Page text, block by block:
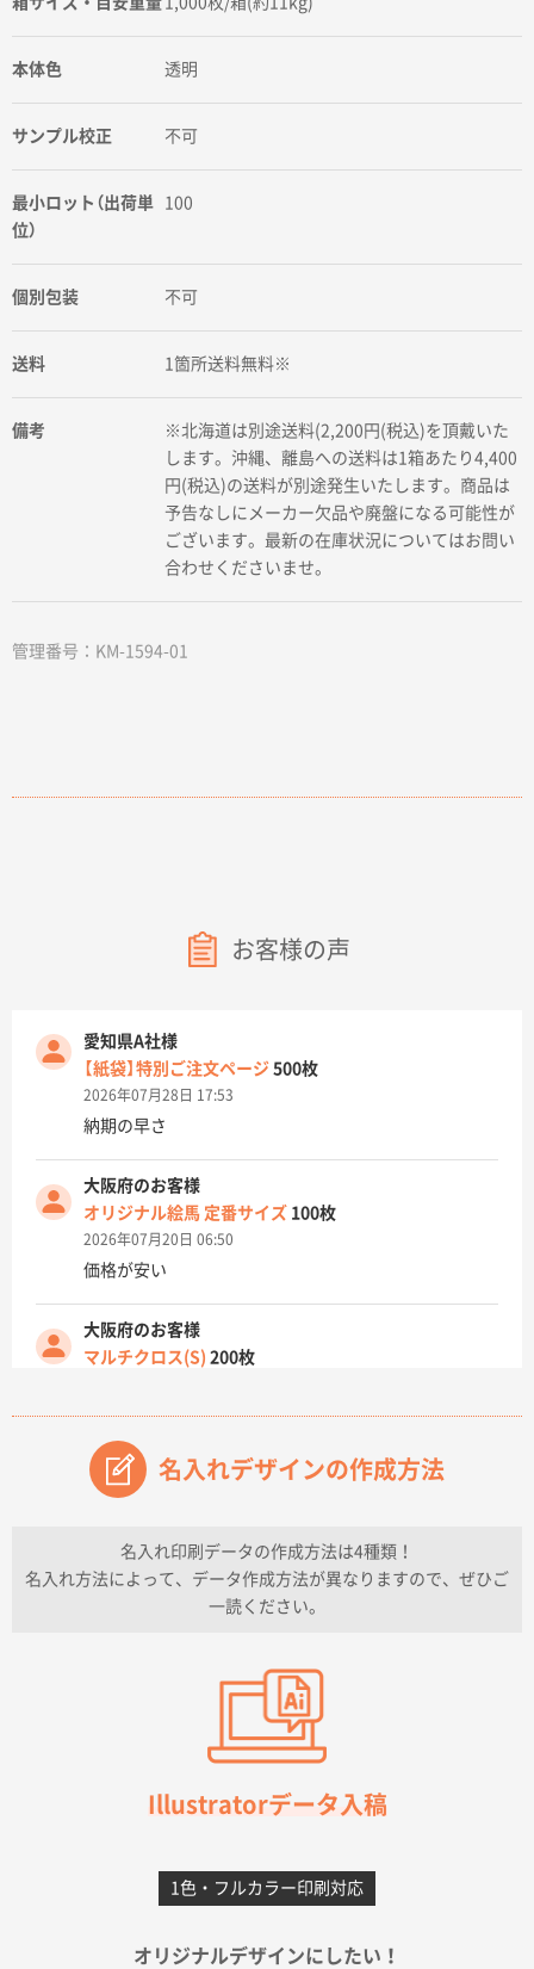
本体色 透明
サンプル校正 不可
最小ロット（出荷単
位）
100
個別包装 不可
送料 1箇所送料無料※
備考
※北海道は別途送料(2,200円(税込)を頂戴いた
します。沖縄、離島への送料は1箱あたり4,400
円(税込)の送料が別途発生いたします。商品は
予告なしにメーカー欠品や廃盤になる可能性が
ございます。最新の在庫状況についてはお問い
合わせくださいませ。
管理番号：KM-1594-01
お客様の声
愛知県A社様
【紙袋】特別ご注文ページ 500枚
2026年07月28日 17:53
納期の早さ
大阪府のお客様
オリジナル絵馬 定番サイズ 100枚
2026年07月20日 06:50
価格が安い
大阪府のお客様
マルチクロス(S) 200枚
原稿データ流用が可能で価格が妥当なこと
兵庫県のお客様
チケットホルダー ダブルポケット
上記のとおりです。
柳さんの対応が素晴らしかった。
フレキソレジ袋 Uバッグ 35号
5000枚
2026年06月28日 15:14
千葉県A社様
2026年06月19日 09:41
名入れデザインの作成方法
名入れ印刷データの作成方法は4種類！
名入れ方法によって、データ作成方法が異なりますので、ぜひご
一読ください。
Illustratorデータ入稿
1色・フルカラー印刷対応
オリジナルデザインにしたい！